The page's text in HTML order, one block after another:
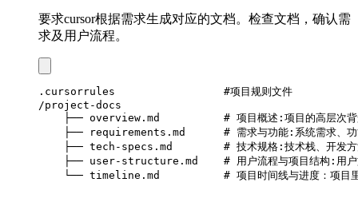
要求cursor根据需求生成对应的文档。检查文档，确认需
求及用户流程。
.cursorrules                 #项目规则文件
/project-docs
├── overview.md          # 项目概述:项目的高层次背
├── requirements.md      # 需求与功能:系统需求、功
├── tech-specs.md        # 技术规格:技术栈、开发方
├── user-structure.md    # 用户流程与项目结构:用户
└── timeline.md          # 项目时间线与进度：项目里